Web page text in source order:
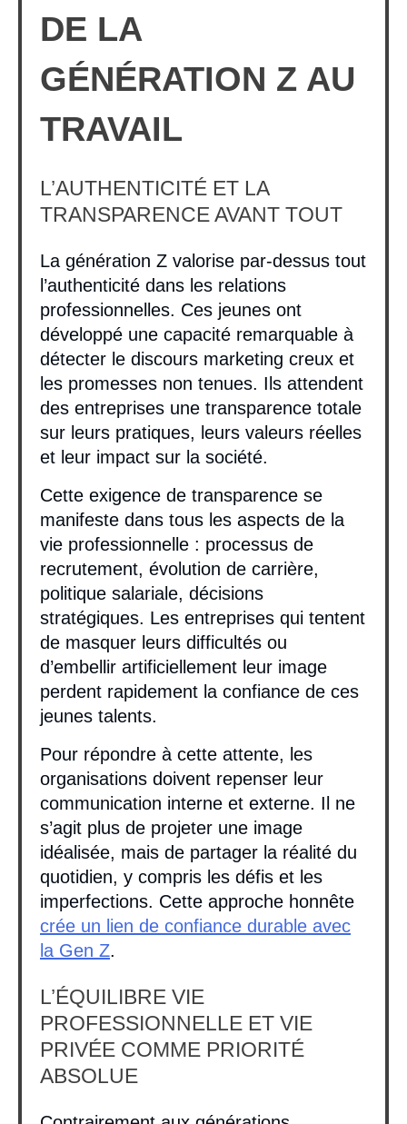
DE LA
GÉNÉRATION Z AU
TRAVAIL
L’AUTHENTICITÉ ET LA
TRANSPARENCE AVANT TOUT
La génération Z valorise par-dessus tout
l’authenticité dans les relations
professionnelles. Ces jeunes ont
développé une capacité remarquable à
détecter le discours marketing creux et
les promesses non tenues. Ils attendent
des entreprises une transparence totale
sur leurs pratiques, leurs valeurs réelles
et leur impact sur la société.
Cette exigence de transparence se
manifeste dans tous les aspects de la
vie professionnelle : processus de
recrutement, évolution de carrière,
politique salariale, décisions
stratégiques. Les entreprises qui tentent
de masquer leurs difficultés ou
d’embellir artificiellement leur image
perdent rapidement la confiance de ces
jeunes talents.
Pour répondre à cette attente, les
organisations doivent repenser leur
communication interne et externe. Il ne
s’agit plus de projeter une image
idéalisée, mais de partager la réalité du
quotidien, y compris les défis et les
imperfections. Cette approche honnête
crée un lien de confiance durable avec
la Gen Z.
L’ÉQUILIBRE VIE
PROFESSIONNELLE ET VIE
PRIVÉE COMME PRIORITÉ
ABSOLUE